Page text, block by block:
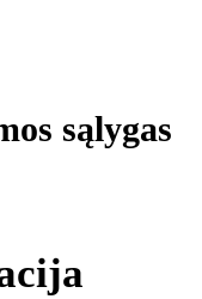
sąlygas